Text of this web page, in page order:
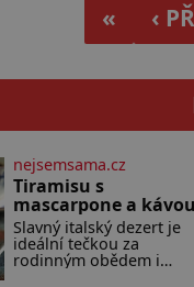
« ‹
nejsemsama.cz
Tiramisu s
mascarpone a kávou
Slavný italský dezert je
ideální tečkou za
rodinným obědem i